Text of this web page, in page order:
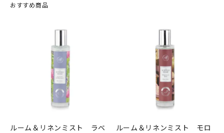
おすすめ商品
ルーム＆リネンミスト ラベ
ルーム＆リネンミスト モロ